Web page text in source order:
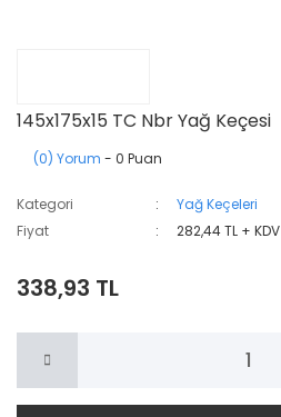
145x175x15 TC Nbr Yağ Keçesi
(0) Yorum - 0 Puan
Kategori
Yağ Keçeleri
Fiyat
282,44 TL + KDV
338,93 TL